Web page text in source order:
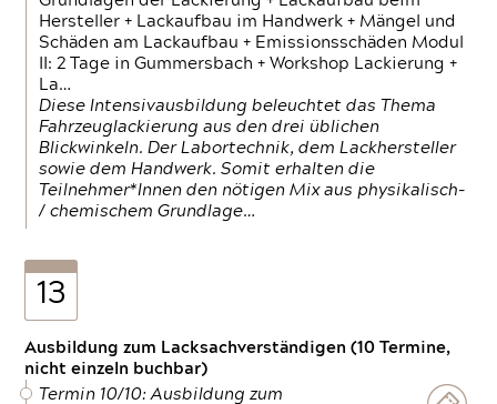
Hersteller + Lackaufbau im Handwerk + Mängel und
Schäden am Lackaufbau + Emissionsschäden Modul
II: 2 Tage in Gummersbach + Workshop Lackierung +
La…
Diese Intensivausbildung beleuchtet das Thema
Fahrzeuglackierung aus den drei üblichen
Blickwinkeln. Der Labortechnik, dem Lackhersteller
sowie dem Handwerk. Somit erhalten die
Teilnehmer*Innen den nötigen Mix aus physikalisch-
/ chemischem Grundlage…
13
Ausbildung zum Lacksachverständigen (10 Termine,
nicht einzeln buchbar)
Termin 10/10: Ausbildung zum